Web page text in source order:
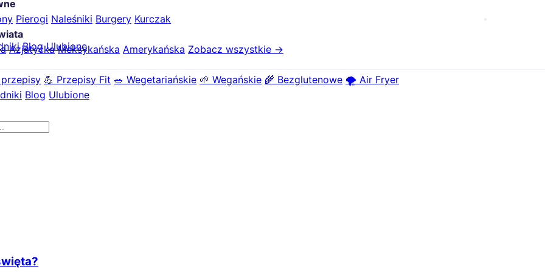
Pierogi Naleśniki Burgery Kurczak
Azjatycka Meksykańska Amerykańska Zobacz wszystkie →
💪 Przepisy Fit 🥗 Wegetariańskie 🌱 Wegańskie 🌾 Bezglutenowe 🌪️ Air Fryer
Blog Ulubione
Blog Ulubione